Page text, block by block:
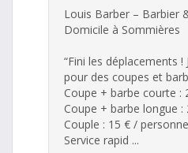
Louis Barber – Barbier
Domicile à Sommières
“Fini les déplacements !
pour des coupes et
Coupe + barbe courte :
Coupe + barbe longue :
Couple : 15 € /
Service rapid ...